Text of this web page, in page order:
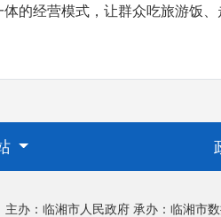
的经营模式，让群众吃旅游饭、
主办：临湘市人民政府 承办：临湘市